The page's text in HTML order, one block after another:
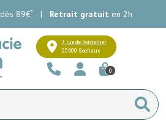
dès 89€* | Retrait gratuit en 2h
Pharmacie Carlin Votre
7 rue de Pontarlier
25600 Sochaux
0